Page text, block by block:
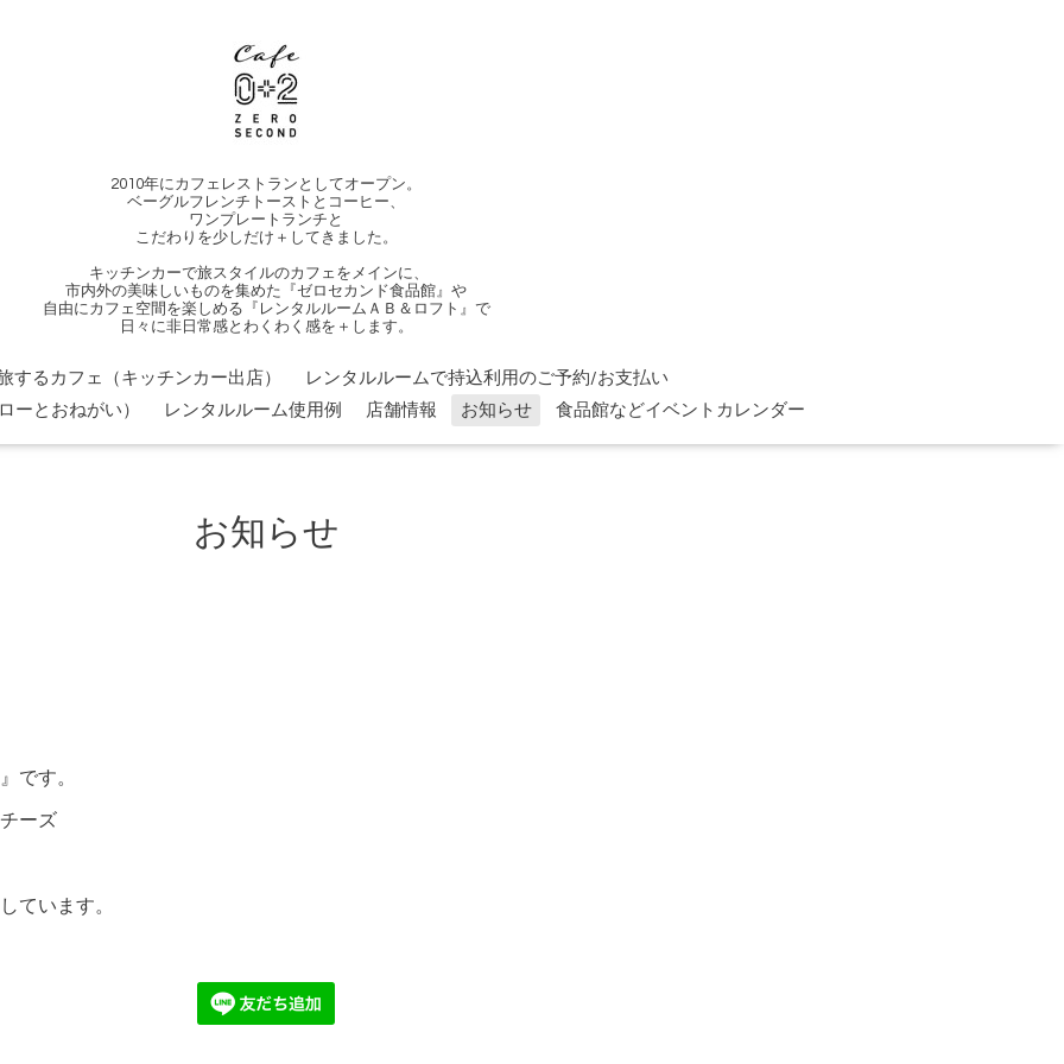
2010年にカフェレストランとしてオープン。
ベーグルフレンチトーストとコーヒー、
ワンプレートランチと
こだわりを少しだけ＋してきました。
キッチンカーで旅スタイルのカフェをメインに、
市内外の美味しいものを集めた『ゼロセカンド食品館』や
自由にカフェ空間を楽しめる『レンタルルームＡＢ＆ロフト』で
日々に非日常感とわくわく感を＋します。
するカフェ（キッチンカー出店）
レンタルルームで持込利用のご予約/お支払い
ーとおねがい）
レンタルルーム使用例 店舗情報 お知らせ 食品館などイベントカレンダー
お知らせ
です。
ーズ
ています。